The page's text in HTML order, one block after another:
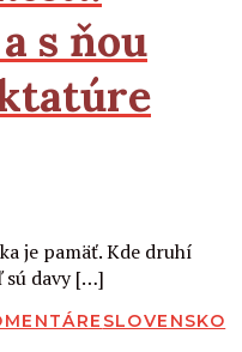
s ňou
je pamäť. Kde druhí
sú davy […]
SLOVENSKO